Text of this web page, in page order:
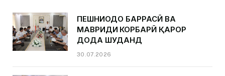
ПЕШНИҲОДҲО БАРРАСӢ ВА
МАВРИДИ КОРБАРӢ ҚАРОР
ДОДА ШУДАНД
30.07.2026